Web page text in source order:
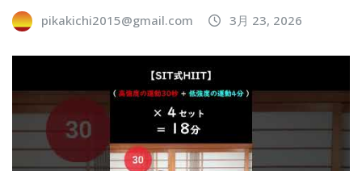
pikakichi2015@gmail.com 3月 23, 2026